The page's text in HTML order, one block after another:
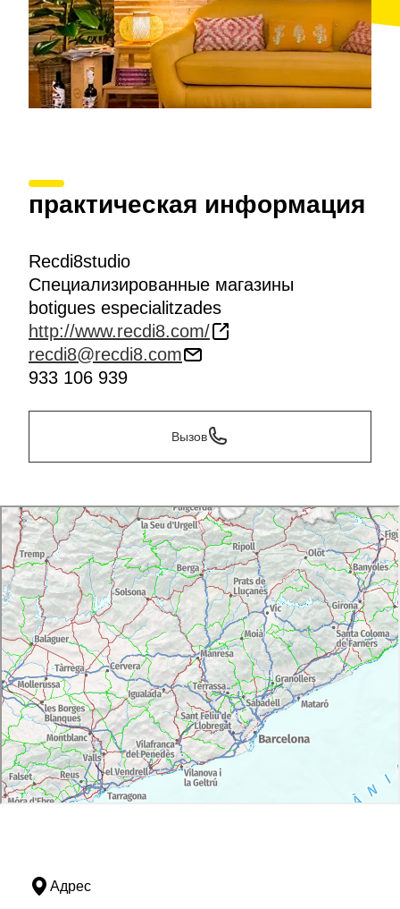
практическая информация
Recdi8studio
Специализированные магазины
botigues especialitzades
http://www.recdi8.com/
recdi8@recdi8.com
933 106 939
Вызов
Адрес